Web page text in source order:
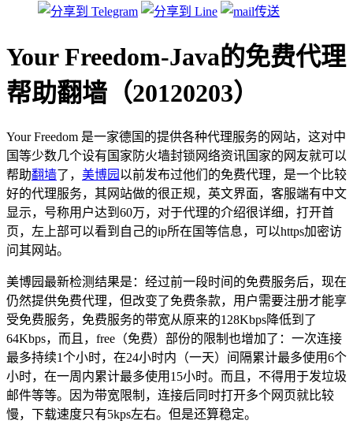
Your Freedom-Java的免费代理
帮助翻墙（20120203）
Your Freedom 是一家德国的提供各种代理服务的网站，这对中
国等少数几个设有国家防火墙封锁网络资讯国家的网友就可以
帮助翻墙了， 美博园 以前发布过他们的免费代理，是一个比较
好的代理服务，其网站做的很正规，英文界面，客服端有中文
显示，号称用户达到60万，对于代理的介绍很详细，打开首
页，左上部可以看到自己的ip所在国等信息，可以https加密访
问其网站。
美博园最新检测结果是：经过前一段时间的免费服务后，现在
仍然提供免费代理，但改变了免费条款，用户需要注册才能享
受免费服务，免费服务的带宽从原来的128Kbps降低到了
64Kbps，而且，free（免费）部份的限制也增加了：一次连接
最多持续1个小时，在24小时内（一天）间隔累计最多使用6个
小时，在一周内累计最多使用15小时。而且，不得用于发垃圾
邮件等等。因为带宽限制，连接后同时打开多个网页就比较
慢，下载速度只有5kps左右。但是还算稳定。